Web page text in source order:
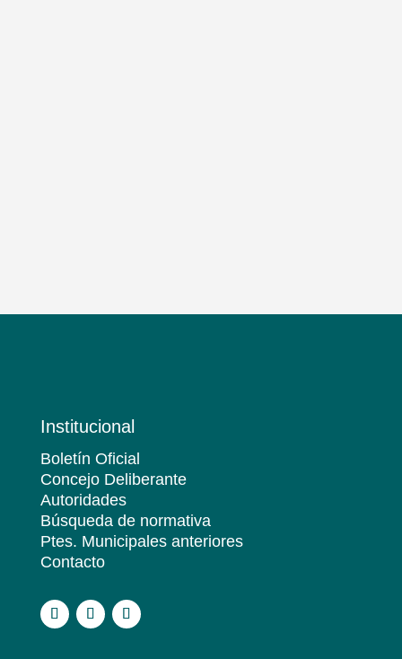
Institucional
Boletín Oficial
Concejo Deliberante
Autoridades
Búsqueda de normativa
Ptes. Municipales anteriores
Contacto